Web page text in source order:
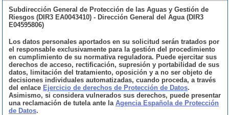
Subdirección General de Protección de las Aguas y Gestión de
Riesgos (DIR3 EA0043410) - Dirección General del Agua (DIR3
E04595806)
Los datos personales aportados en su solicitud serán tratados por
el responsable exclusivamente para la gestión del procedimiento
en cumplimiento de su normativa reguladora. Puede ejercitar sus
derechos de acceso, rectificación, supresión y portabilidad de sus
datos, limitación del tratamiento, oposición y a no ser objeto de
decisiones individuales automatizadas, cuando proceda, a través
del enlace Ejercicio de derechos de Protección de Datos.
Asimismo, si considera vulnerados sus derechos, puede presentar
una reclamación de tutela ante la Agencia Española de Protección
de Datos.